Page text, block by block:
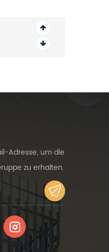
Adresse, um die
zu erhalten.